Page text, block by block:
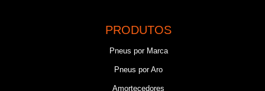
PRODUTOS
Pneus por Marca
Pneus por Aro
Amortecedores